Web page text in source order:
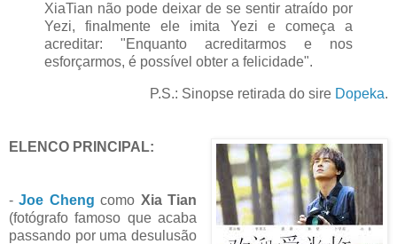
XiaTian não pode deixar de se sentir atraído por
Yezi, finalmente ele imita Yezi e começa a
acreditar: "Enquanto acreditarmos e nos
esforçarmos, é possível obter a felicidade".
P.S.: Sinopse retirada do sire Dopeka.
ELENCO PRINCIPAL:
-Joe Chengcomo Xia Tian
(fotógrafo famoso que acaba
passando por uma desulusão